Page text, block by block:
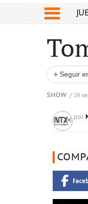
+ Seguir
SHOW / 29
por